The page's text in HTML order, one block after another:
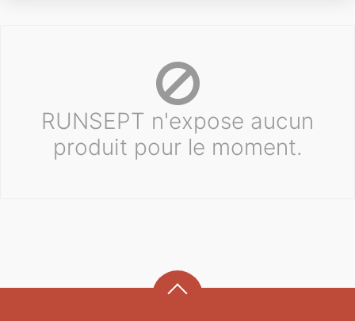
RUNSEPT n'expose aucun
produit pour le moment.